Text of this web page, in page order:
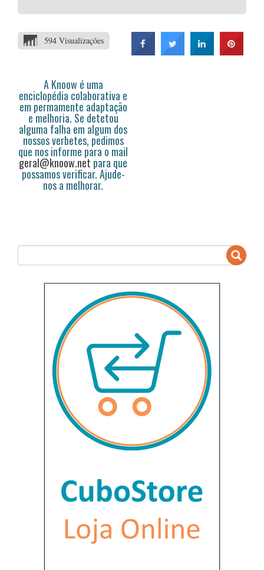
594 Visualizações
A Knoow é uma
enciclopédia colaborativa e
em permamente adaptação
e melhoria. Se detetou
alguma falha em algum dos
nossos verbetes, pedimos
que nos informe para o mail
geral@knoow.net para que
possamos verificar. Ajude-
nos a melhorar.